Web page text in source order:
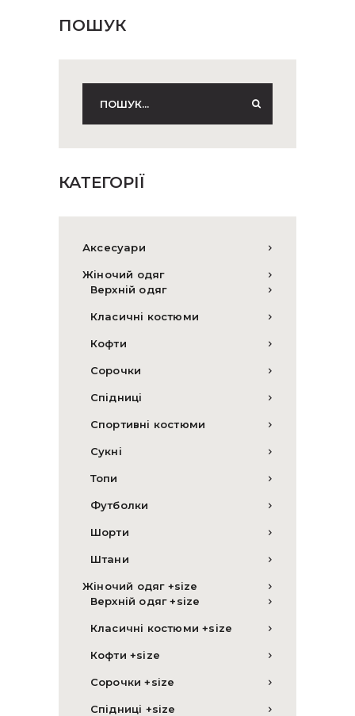
ПОШУК
КАТЕГОРІЇ
Аксесуари
Жіночий одяг
Верхній одяг
Класичні костюми
Кофти
Сорочки
Спідниці
Спортивні костюми
Сукні
Топи
Футболки
Шорти
Штани
Жіночий одяг +size
Верхній одяг +size
Класичні костюми +size
Кофти +size
Сорочки +size
Спідниці +size